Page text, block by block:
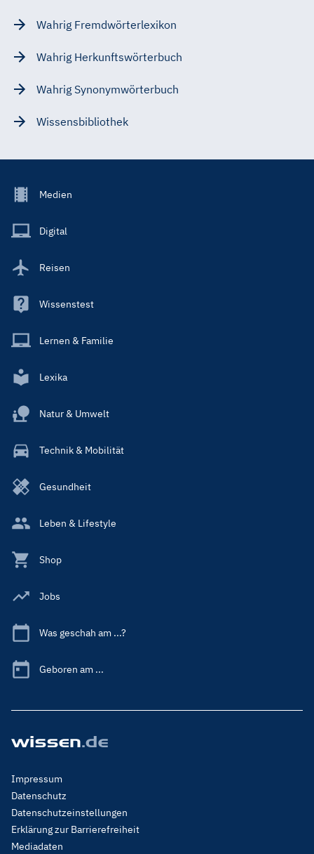
Wahrig Fremdwörterlexikon
Wahrig Herkunftswörterbuch
Wahrig Synonymwörterbuch
Wissensbibliothek
Footer
Main
Medien
Digital
Reisen
Wissenstest
Lernen & Familie
Lexika
Natur & Umwelt
Technik & Mobilität
Gesundheit
Leben & Lifestyle
Shop
Jobs
Was geschah am ...?
Geboren am ...
Footer
Menu
Legal
Impressum
Datenschutz
Datenschutzeinstellungen
Erklärung zur Barrierefreiheit
Mediadaten